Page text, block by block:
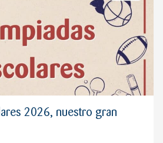
2026, nuestro gran